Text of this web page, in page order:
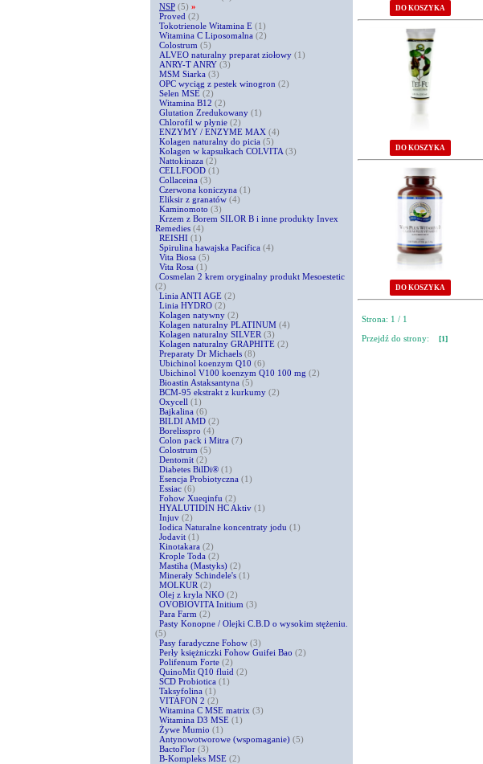
NSP (5) »
Proved (2)
Tokotrienole Witamina E (1)
Witamina C Liposomalna (2)
Colostrum (5)
ALVEO naturalny preparat ziołowy (1)
ANRY-T ANRY (3)
MSM Siarka (3)
OPC wyciąg z pestek winogron (2)
Selen MSE (2)
Witamina B12 (2)
Glutation Zredukowany (1)
Chlorofil w płynie (2)
ENZYMY / ENZYME MAX (4)
Kolagen naturalny do picia (5)
Kolagen w kapsułkach COLVITA (3)
Nattokinaza (2)
CELLFOOD (1)
Collaceina (3)
Czerwona koniczyna (1)
Eliksir z granatów (4)
Kaminomoto (3)
Krzem z Borem SILOR B i inne produkty Invex
Remedies (4)
REISHI (1)
Spirulina hawajska Pacifica (4)
Vita Biosa (5)
Vita Rosa (1)
Cosmelan 2 krem oryginalny produkt Mesoestetic
(2)
Linia ANTI AGE (2)
Linia HYDRO (2)
Kolagen natywny (2)
Kolagen naturalny PLATINUM (4)
Kolagen naturalny SILVER (3)
Kolagen naturalny GRAPHITE (2)
Preparaty Dr Michaels (8)
Ubichinol koenzym Q10 (6)
Ubichinol V100 koenzym Q10 100 mg (2)
Bioastin Astaksantyna (5)
BCM-95 ekstrakt z kurkumy (2)
Oxycell (1)
Bajkalina (6)
BILDI AMD (2)
Borelisspro (4)
Colon pack i Mitra (7)
Colostrum (5)
Dentomit (2)
Diabetes BilDi® (1)
Esencja Probiotyczna (1)
Essiac (6)
Fohow Xueqinfu (2)
HYALUTIDIN HC Aktiv (1)
Injuv (2)
Iodica Naturalne koncentraty jodu (1)
Jodavit (1)
Kinotakara (2)
Krople Toda (2)
Mastiha (Mastyks) (2)
Minerały Schindele's (1)
MOLKUR (2)
Olej z kryla NKO (2)
OVOBIOVITA Initium (3)
Para Farm (2)
Pasty Konopne / Olejki C.B.D o wysokim stężeniu.
(5)
Pasy faradyczne Fohow (3)
Perły księżniczki Fohow Guifei Bao (2)
Polifenum Forte (2)
QuinoMit Q10 fluid (2)
SCD Probiotica (1)
Taksyfolina (1)
VITAFON 2 (2)
Witamina C MSE matrix (3)
Witamina D3 MSE (1)
Żywe Mumio (1)
Antynowotworowe (wspomaganie) (5)
BactoFlor (3)
B-Kompleks MSE (2)
DO KOSZYKA
DO KOSZYKA
DO KOSZYKA
Strona: 1 / 1
Przejdź do strony:
[1]